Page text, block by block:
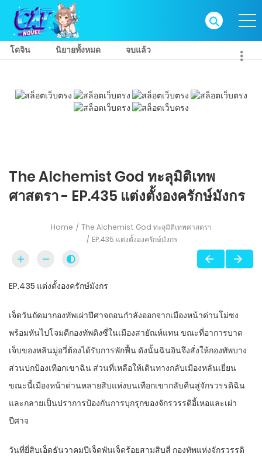
โดจิน นิยายทั้งหมด จบแล้ว
The Alchemist God ทะลุมิติเทพ
ศาสตรา - EP.435 แต่งตั้งองครักษ์มังกร
Home
The Alchemist God ทะลุมิติเทพศาสตรา
EP.435 แต่งตั้งองครักษ์มังกร
EP.435 แต่งตั้ง​องครักษ์​มังกร​
เจ็ด​วัน​ถัดมา​กองทัพ​เผ่า​ปีศาจ​ถอนกำลัง​ออกจาก​เมือง​หน้า​ด่าน​โม่ซง
พร้อม​หันไป​โจมตี​กองทัพ​ติง​ซี่ใน​เมือง​สายัณห์​แทน​ ขณะที่​อาการ​บาด
เจ็บ​ของ​หลิน​มู่อวี่​ต้อง​ได้รับ​การ​พักฟื้น​ ดังนั้น​ฉิน​อิน​จึงสั่งให้​กองทัพ​บาง
ส่วน​ปกป้อง​เทือกเขา​ฉิน​ ส่วนที่เหลือ​ให้​เดินทาง​กลับ​เมือง​ห​ลัน​เยี่ยน​
ขณะนี้​เมือง​หน้า​ด่าน​หลาย​สิบ​แห่ง​บน​เทือกเขา​กลับคืน​สู่จักรวรรดิ​ฉิน​
และ​กลายเป็น​ปราการ​ป้องกัน​การ​บุกรุก​ของ​จักรวรรดิ​อี้​เห​อ​และ​เผ่า​
ปีศาจ​
วันที่​ยี่​สิบเอ็ด​ธันวาคม​ปี​เจ็ด​พัน​เจ็ด​ร้อย​สามสิบ​สี่ กองทัพ​แห่ง​จักรวรรดิ​